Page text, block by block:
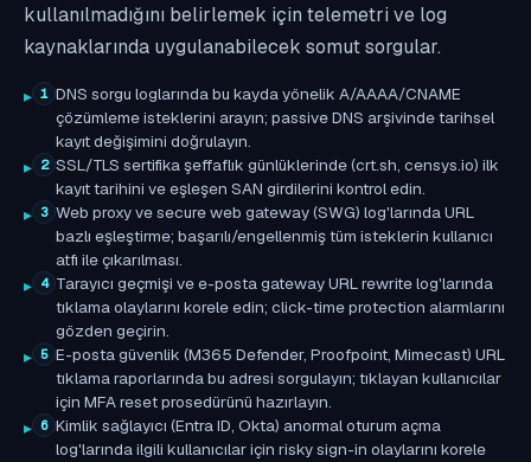
kullanılmadığını belirlemek için telemetri ve log
kaynaklarında uygulanabilecek somut sorgular.
1 DNS sorgu loglarında bu kayda yönelik A/AAAA/CNAME
çözümleme isteklerini arayın; passive DNS arşivinde tarihsel
kayıt değişimini doğrulayın.
2 SSL/TLS sertifika şeffaflık günlüklerinde (crt.sh, censys.io) ilk
kayıt tarihini ve eşleşen SAN girdilerini kontrol edin.
3 Web proxy ve secure web gateway (SWG) log'larında URL
bazlı eşleştirme; başarılı/engellenmiş tüm isteklerin kullanıcı
atfı ile çıkarılması.
4 Tarayıcı geçmişi ve e-posta gateway URL rewrite log'larında
tıklama olaylarını korele edin; click-time protection alarmlarını
gözden geçirin.
5 E-posta güvenlik (M365 Defender, Proofpoint, Mimecast) URL
tıklama raporlarında bu adresi sorgulayın; tıklayan kullanıcılar
için MFA reset prosedürünü hazırlayın.
6 Kimlik sağlayıcı (Entra ID, Okta) anormal oturum açma
log'larında ilgili kullanıcılar için risky sign-in olaylarını korele